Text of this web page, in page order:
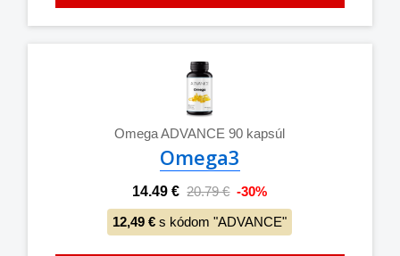
Omega ADVANCE 90 kapsúl
Omega3
14.49 € 20.79 € -30%
12,49 € s kódom "ADVANCE"